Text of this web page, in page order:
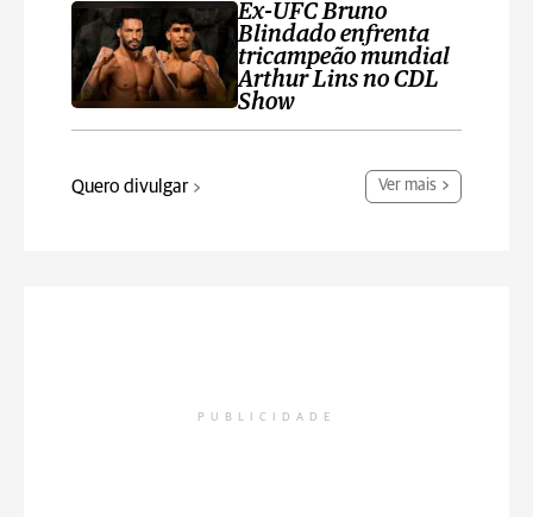
Ex-UFC Bruno
Blindado enfrenta
tricampeão mundial
Arthur Lins no CDL
Show
Quero divulgar Ver mais
PUBLICIDADE